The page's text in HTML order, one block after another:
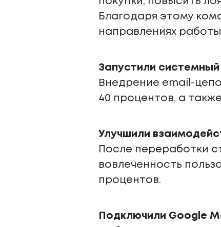
Благодаря этому
направлениях
Запустили
Внедрение email-
40 процентов, а
Улучшили
После переработки
вовлеченность
процентов.
Подключили Google